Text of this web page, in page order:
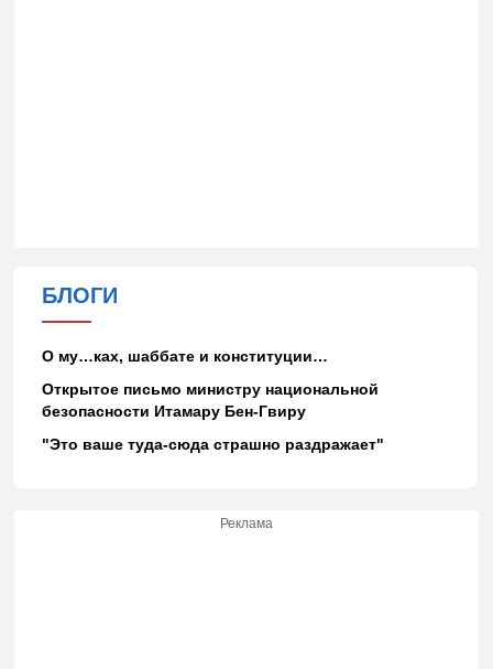
БЛОГИ
О му…ках, шаббате и конституции…
Открытое письмо министру национальной
безопасности Итамару Бен-Гвиру
"Это ваше туда-сюда страшно раздражает"
Реклама